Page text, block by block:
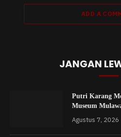
ADD A
JANGAN
Putri Karang
Museum
Agustus 7, 2026